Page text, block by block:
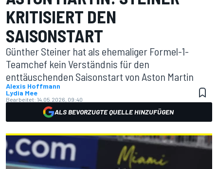
KRITISIERT DEN
SAISONSTART
Günther Steiner hat als ehemaliger Formel-1-
Teamchef kein Verständnis für den
enttäuschenden Saisonstart von Aston Martin
Alexis Hoffmann
Lydia Mee
Bearbeitet: 14.05.2026, 09:40
ALS BEVORZUGTE QUELLE HINZUFÜGEN